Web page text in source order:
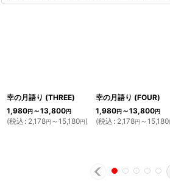
幸の月語り (THREE)
1,980円～13,800円
(税込 : 2,178円 ～15,180円)
幸の月語り (FOUR)
1,980円～13,800円
(税込 : 2,178円 ～15,180